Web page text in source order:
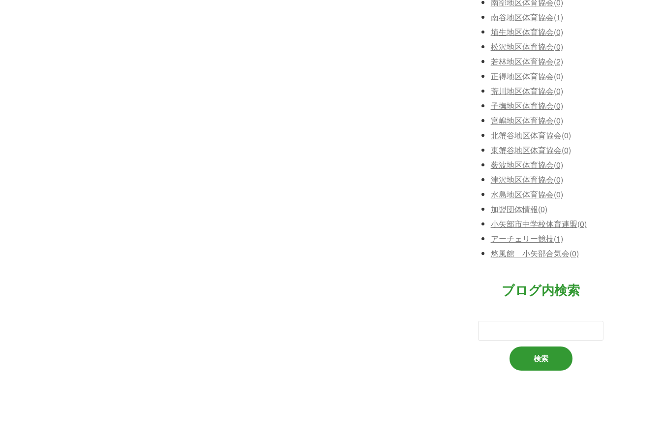
南谷地区体育協会(1)
埴生地区体育協会(0)
松沢地区体育協会(0)
若林地区体育協会(2)
正得地区体育協会(0)
荒川地区体育協会(0)
子撫地区体育協会(0)
宮嶋地区体育協会(0)
北蟹谷地区体育協会(0)
東蟹谷地区体育協会(0)
薮波地区体育協会(0)
津沢地区体育協会(0)
水島地区体育協会(0)
加盟団体情報(0)
小矢部市中学校体育連盟(0)
アーチェリー競技(1)
悠風館 小矢部合気会(0)
ブログ内検索